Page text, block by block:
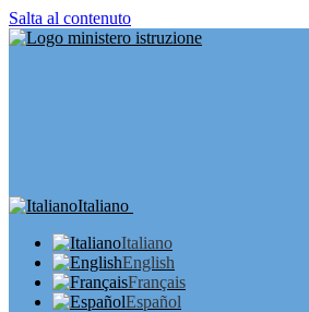
Salta al contenuto
Italiano
Italiano
English
Français
Español